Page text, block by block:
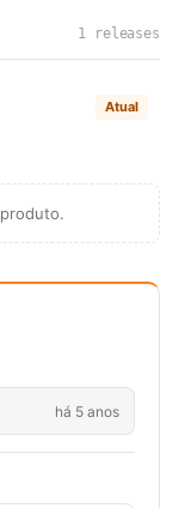
1 releases
Atual
há 5 anos